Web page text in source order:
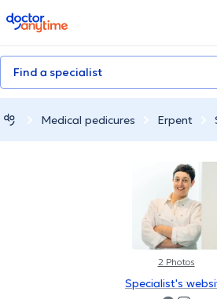
doctoranytime
Find a specialist
Medical pedicures Erpent
2 Photos
Specialist's